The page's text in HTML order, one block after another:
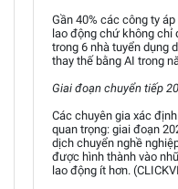
Gần 40% các công ty
lao động chứ không chỉ
trong 6 nhà tuyển dụng
thay thế bằng AI trong
Giai đoạn chuyển tiếp
Các chuyên gia xác
quan trọng: giai đoạn
dịch chuyển nghề
được hình thành vào
lao động ít hơn.